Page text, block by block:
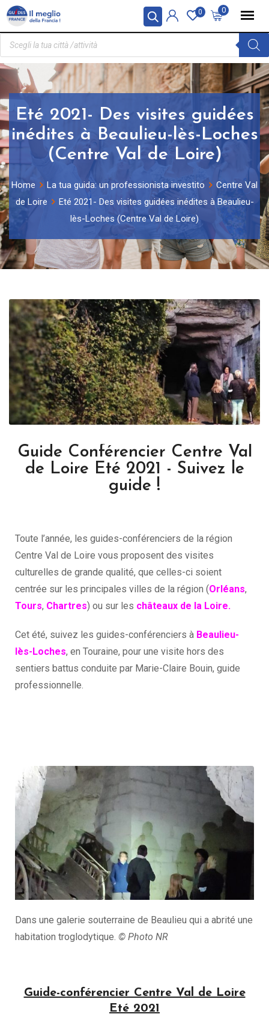
Pannello di gestione dei cookies 0
0
Eté 2021- Des visites guidées
inédites à Beaulieu-lès-Loches
(Centre Val de Loire)
Home La tua guida: un professionista investito
Centre Val
de Loire
Eté 2021- Des visites guidées inédites à Beaulieu-
lès-Loches (Centre Val de Loire)
Guide Conférencier Centre Val
de Loire Eté 2021 - Suivez le
guide !
Toute l’année, les guides-conférenciers de la région
Centre Val de Loire vous proposent des visites
culturelles de grande qualité, que celles-ci soient
centrée sur les principales villes de la région (Orléans,
Tours, Chartres) ou sur les châteaux de la Loire.
Cet été, suivez les guides-conférenciers à Beaulieu-
lès-Loches, en Touraine, pour une visite hors des
sentiers battus conduite par Marie-Claire Bouin, guide
professionnelle.
Dans une galerie souterraine de Beaulieu qui a abrité une
habitation troglodytique. © Photo NR
Guide-conférencier Centre Val de Loire
Eté 2021